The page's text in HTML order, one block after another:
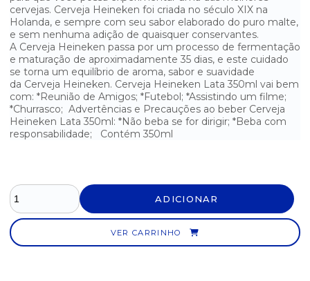
CERVEJA PURO MALTE BOHEMIA LATA 350ML
CERVEJA SKOL LATA 269ML
CERVEJA SKOL LATA 350ML
CERVEJA STELLA ARTOIS LATA 269ML
CONHAQUE DE GENGIBRE DREHER 900ML
GIN BOMBAY SAPPHIRE LONDON DRY 750ML
VODKA ABSOLUT 1L
cervejas. Cerveja Heineken foi criada no século XIX na
Holanda, e sempre com seu sabor elaborado do puro malte,
e sem nenhuma adição de quaisquer conservantes.
A Cerveja Heineken passa por um processo de fermentação
e maturação de aproximadamente 35 dias, e este cuidado
se torna um equilíbrio de aroma, sabor e suavidade
da Cerveja Heineken. Cerveja Heineken Lata 350ml vai bem
com: *Reunião de Amigos; *Futebol; *Assistindo um filme;
*Churrasco; Advertências e Precauções ao beber Cerveja
Heineken Lata 350ml: *Não beba se for dirigir; *Beba com
responsabilidade; Contém 350ml
ADICIONAR
VER CARRINHO